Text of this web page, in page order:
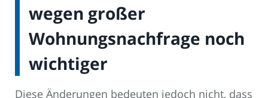
wegen großer
Wohnungsnachfrage noch
wichtiger
Diese Änderungen bedeuten jedoch nicht, dass